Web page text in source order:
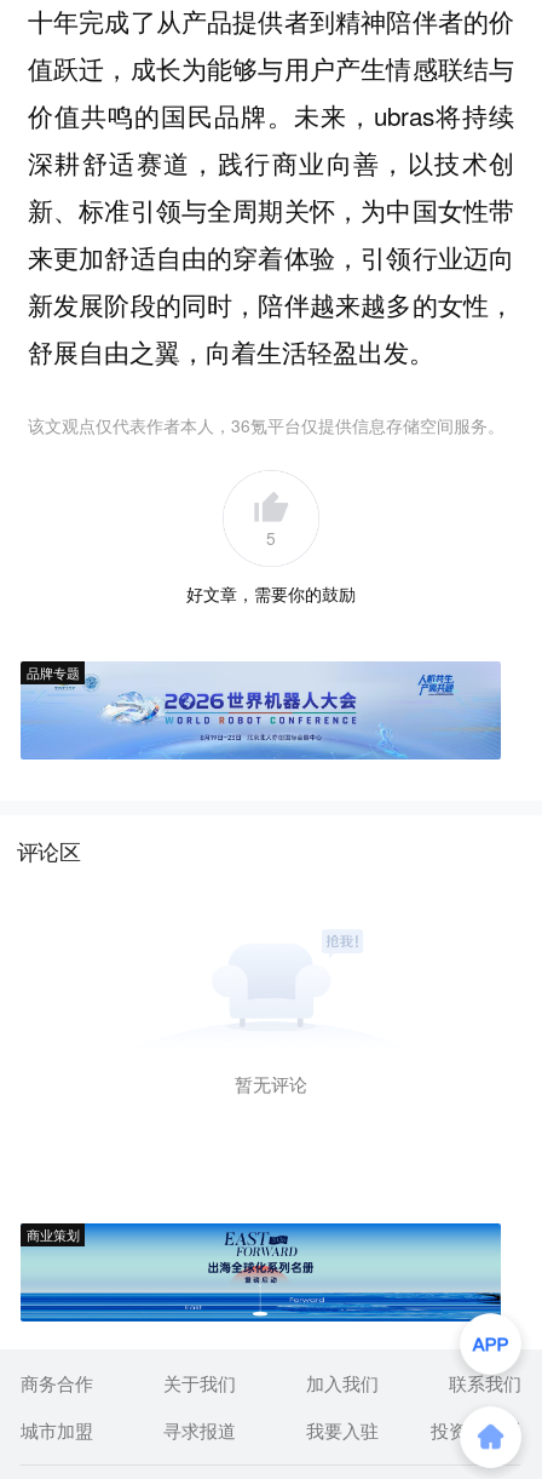
十年完成了从产品提供者到精神陪伴者的价
值跃迁，成长为能够与用户产生情感联结与
价值共鸣的国民品牌。未来，ubras将持续
深耕舒适赛道，践行商业向善，以技术创
新、标准引领与全周期关怀，为中国女性带
来更加舒适自由的穿着体验，引领行业迈向
新发展阶段的同时，陪伴越来越多的女性，
舒展自由之翼，向着生活轻盈出发。
该文观点仅代表作者本人，36氪平台仅提供信息存储空间服务。
5
好文章，需要你的鼓励
品牌专题
评论区
暂无评论
商业策划
商务合作 关于我们 加入我们
联系我们
城市加盟
寻求报道 我要入驻 投资者关系